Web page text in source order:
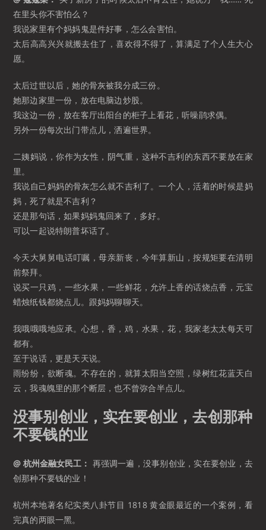
在里头你不害怕么？
我说家里有个妈妈鬼是件好事，怎么会害怕。
太后高高兴兴就搬去住了，喜欢得不得了，算满足了个人生大心
愿。
太后过世以后，她的骨灰被我分成三份。
她那边家里一份，放在电脑边炒股。
我这边一份，放在客厅出阳台的柜子上看花，听噪鹃求偶。
另外一份每次出门带点儿，洒遍世界。
二姨妈说，你作为女性，阴气重，这种不吉利的东西不要放在家
里。
我说自己妈妈的骨灰怎么就不吉利了。一个人，活着的时候是妈
妈，死了就是不吉利？
还是那句话，如果妈妈鬼回来了，多好。
可以一起说特朗普坏话了。
今天大舅舅电话叮嘱，母亲新丧，今年算新山，按规矩要在清明
前祭拜。
说买一只鸡，一些水果，一些鲜花，允许上香的话烧点香，元宝
蜡烛纸钱都烧点儿。跟妈妈聊聊天。
我哦哦哦地应承。心想，香，鸡，水果，花，我家老太太每天可
都有。
至于说话，更是天天说。
雨纷纷，欲断魂。不存在的，就算太阳当空照，绿树红花蓝天白
云，我魂魄里的那个断层，也不曾弥合半点儿。
没事别创业，实在要创业，去创那种
不要钱的业
@ 杭州金融女民工： 再强调一遍，没事别创业，实在要创业，去
创那种不要钱的业！
杭州本地著名纪实类八卦节目 1818 黄金眼最近的一个案例，看
完真的两眼一黑。